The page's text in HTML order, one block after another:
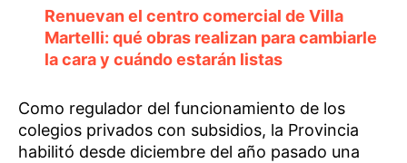
Renuevan el centro comercial de Villa
Martelli: qué obras realizan para cambiarle
la cara y cuándo estarán listas
Como regulador del funcionamiento de los
colegios privados con subsidios, la Provincia
habilitó desde diciembre del año pasado una